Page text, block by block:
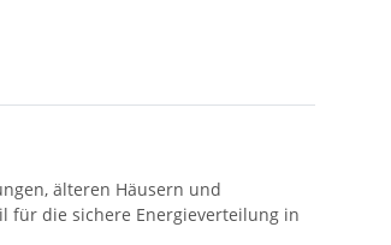
älteren Häusern und
für die sichere Energieverteilung in